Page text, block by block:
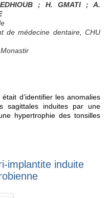
; H. GMATI
; A.
de médecine dentaire, CHU
d’identifier les anomalies
sagittales induites par une
hypertrophie des tonsilles
implantite induite